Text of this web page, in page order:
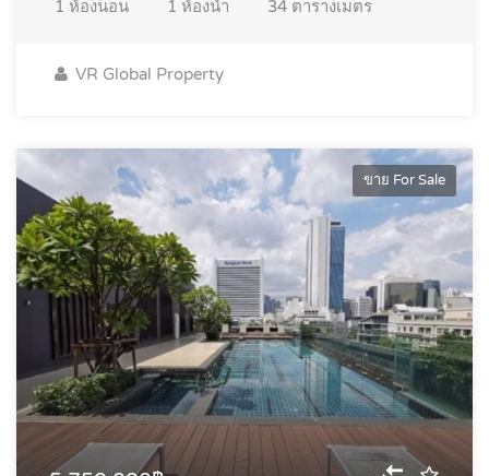
1 ห้องนอน 1 ห้องน้ำ 34 ตารางเมตร
VR Global Property
ขาย For Sale